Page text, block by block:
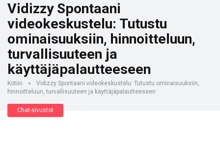
Vidizzy Spontaani
videokeskustelu: Tutustu
ominaisuuksiin, hinnoitteluun,
turvallisuuteen ja
käyttäjäpalautteeseen
Kotiin »
Vidizzy Spontaani videokeskustelu: Tutustu ominaisuuksiin,
hinnoitteluun, turvallisuuteen ja käyttäjäpalautteeseen
Chat-sivustot